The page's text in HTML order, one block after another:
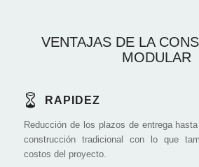
VENTAJAS DE LA
MODULAR
RAPIDEZ
Reducción de los plazos de entrega
construcción tradicional con lo que
costos del proyecto.